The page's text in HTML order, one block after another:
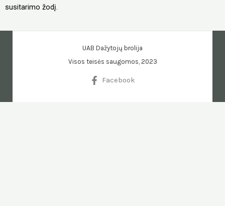
susitarimo žodį.
UAB Dažytojų brolija
Visos teisės saugomos, 2023
Facebook